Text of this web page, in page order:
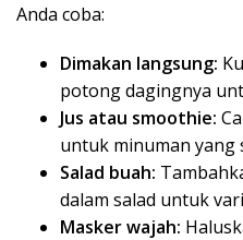
Anda coba:
Dimakan langsung:
potong dagingnya
Jus atau smoothie:
untuk minuman yang
Salad buah:
dalam salad untuk
Masker wajah: